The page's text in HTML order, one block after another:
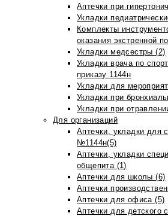
Аптечки при
Укладки
Комплекты
оказания экстренной
Укладки медсестры (2)
Укладки врача по
приказу 1144н
Укладки для
Укладки при
Укладки при
Для организаций
Аптечки, укладки для
№1144н(5)
Аптечки, укладки
общепита (1)
Аптечки для школы (6)
Аптечки
Аптечки для офиса (5)
Аптечки для детского